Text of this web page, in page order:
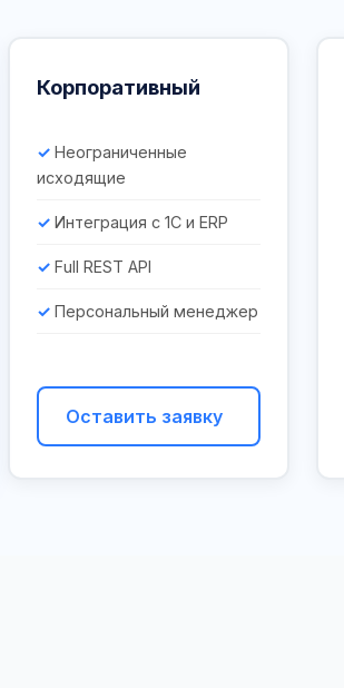
Корпоративный
Неограниченные
исходящие
Интеграция с 1С и ERP
Full REST API
Персональный менеджер
Оставить заявку